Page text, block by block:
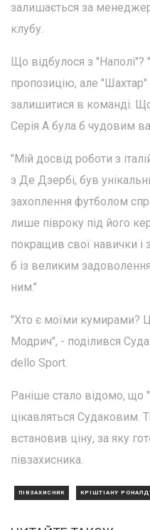
залишається за
клубу.
Що відбулося з
пропозицію, але
залишитися в команді.
Серія А була б чудовим
"Мій досвід роботи з
з Де Дзербі, був
захоплення футболом
лише півроку під його
покращив свої навички і
б із великим
ним."
"Хто є моїми кумирами?
Модрич", - поділився
dello Sport.
Раніше стало відомо, що
цікавляться Судаковим.
встановив ціну, за яку
півзахисника.
ПІВЗАХИСНИК КРІШТІАНУ